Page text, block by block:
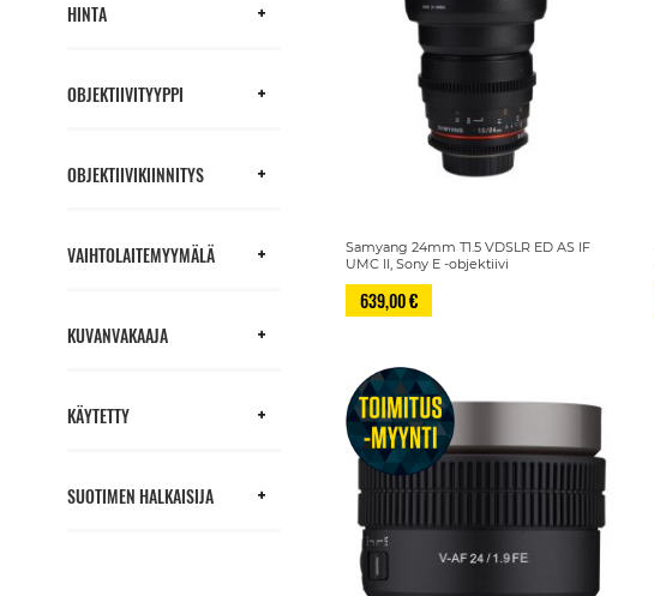
Samyang 24mm T1.5 VDSLR ED AS IF
UMC II, Sony E -objektiivi
639,00 €
HINTA
OBJEKTIIVITYYPPI
OBJEKTIIVIKIINNITYS
VAIHTOLAITEMYYMÄLÄ
KUVANVAKAAJA
KÄYTETTY
SUOTIMEN HALKAISIJA